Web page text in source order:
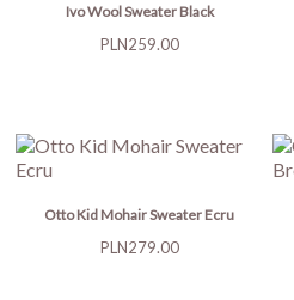
Ivo Wool Sweater Black
Price
PLN259.00
Otto Kid Mohair Sweater Ecru
Price
PLN279.00